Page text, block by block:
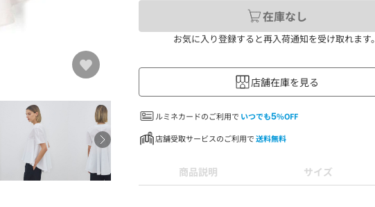
在庫なし
お気に入り登録すると再入荷通知を受け取れます。
店舗在庫を見る
ルミネカードのご利用で いつでも5%OFF
店舗受取サービスのご利用で送料無料
商品説明 サイズ